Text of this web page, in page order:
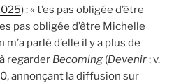
) : « t’es pas obligée d’être
pas obligée d’être Michelle
m’a parlé d’elle il y a plus de
regarder Becoming (Devenir; v.
, annonçant la diffusion sur